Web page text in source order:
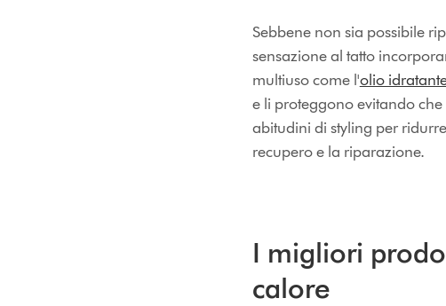
Sebbene non sia possibile
sensazione al tatto
multiuso come l'olio
e li proteggono evitando
abitudini di styling per
recupero e la riparazione.
I migliori
calore